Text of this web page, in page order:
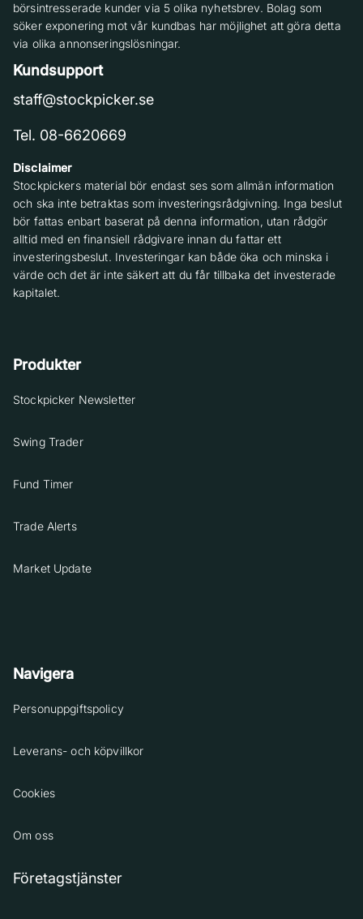
börsintresserade kunder via 5 olika nyhetsbrev. Bolag som
söker exponering mot vår kundbas har möjlighet att göra detta
via olika annonseringslösningar.
Kundsupport
staff@stockpicker.se
Tel. 08-6620669
Disclaimer
Stockpickers material bör endast ses som allmän information
och ska inte betraktas som investeringsrådgivning. Inga beslut
bör fattas enbart baserat på denna information, utan rådgör
alltid med en finansiell rådgivare innan du fattar ett
investeringsbeslut. Investeringar kan både öka och minska i
värde och det är inte säkert att du får tillbaka det investerade
kapitalet.
Produkter
Stockpicker Newsletter
Swing Trader
Fund Timer
Trade Alerts
Market Update
Navigera
Personuppgiftspolicy
Leverans- och köpvillkor
Cookies
Om oss
Företagstjänster